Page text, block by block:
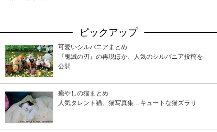
ピックアップ
可愛いシルバニアまとめ
『鬼滅の刃』の再現ほか、人気のシルバニア投稿を
公開
癒やしの猫まとめ
人気タレント猫、猫写真集…キュートな猫ズラリ